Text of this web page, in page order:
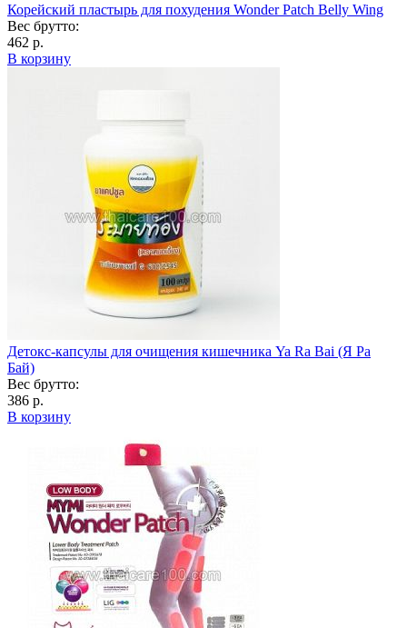
Корейский пластырь для похудения Wonder Patch Belly Wing
Вес брутто:
462 р.
В корзину
Детокс-капсулы для очищения кишечника Ya Ra Bai (Я Ра
Бай)
Вес брутто:
386 р.
В корзину